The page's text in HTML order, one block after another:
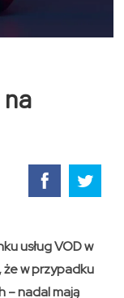
usług VOD w
że w przypadku
– nadal mają